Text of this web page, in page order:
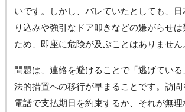
いです。しかし、バレていたとしても、
り込みや強引なドア叩きなどの嫌がらせ
ため、即座に危険が及ぶことはありません
問題は、連絡を避けることで「逃げている
法的措置への移行が早まることです。訪問
電話で支払期日を約束するか、それが無